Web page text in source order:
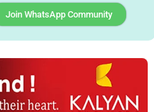
Join WhatsApp Community